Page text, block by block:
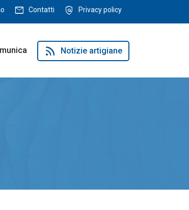
mail Contatti policy Privacy policy
rss_feed Notizie artigiane